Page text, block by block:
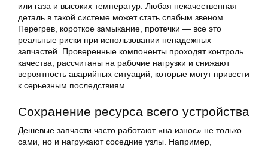
или газа и высоких температур. Любая некачественная
деталь в такой системе может стать слабым звеном.
Перегрев, короткое замыкание, протечки — все это
реальные риски при использовании ненадежных
запчастей. Проверенные компоненты проходят контроль
качества, рассчитаны на рабочие нагрузки и снижают
вероятность аварийных ситуаций, которые могут привести
к серьезным последствиям.
Сохранение ресурса всего устройства
Дешевые запчасти часто работают «на износ» не только
сами, но и нагружают соседние узлы. Например,